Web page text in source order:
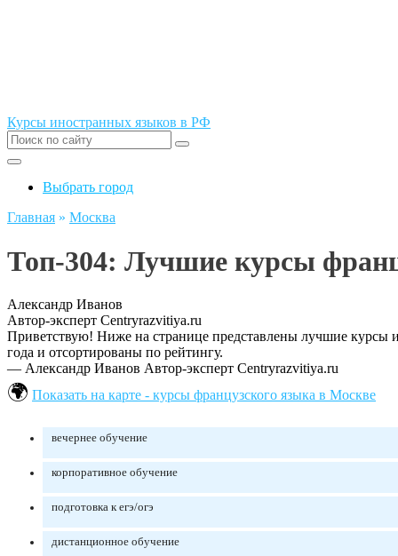
Курсы иностранных языков в РФ
Выбрать город
Главная » Москва
Топ-304: Лучшие курсы
Александр Иванов
Автор-эксперт Centryrazvitiya.ru
Приветствую! Ниже на странице представлены лучшие курсы
года и отсортированы по рейтингу.
— Александр Иванов Автор-эксперт Centryrazvitiya.ru
Показать на карте - курсы французского языка в Москве
вечернее обучение
корпоративное обучение
подготовка к егэ/огэ
дистанционное обучение